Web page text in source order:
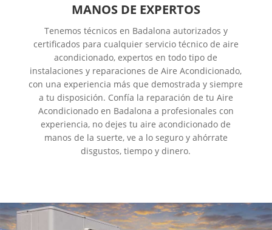
MANOS DE EXPERTOS
Tenemos técnicos en Badalona autorizados y
certificados para cualquier servicio técnico de aire
acondicionado, expertos en todo tipo de
instalaciones y reparaciones de Aire Acondicionado,
con una experiencia más que demostrada y siempre
a tu disposición. Confía la reparación de tu Aire
Acondicionado en Badalona a profesionales con
experiencia, no dejes tu aire acondicionado de
manos de la suerte, ve a lo seguro y ahórrate
disgustos, tiempo y dinero.